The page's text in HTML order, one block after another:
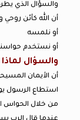
والسؤال الذي
أن الله كأئن
أو نلمسه
أو نستخدم
والسؤال لماذا
أن الأيمان
استطاع الرسول
من خلال